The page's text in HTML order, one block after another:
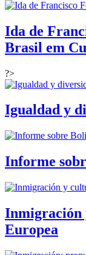
Ida de
Brasil em
?>
Igualdad y
Informe
Inmigración
Europea